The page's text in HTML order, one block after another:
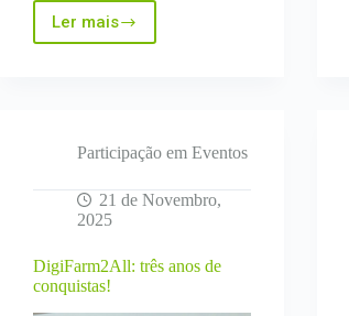
Ler maisInovTechAgro
distinguido
terceira
na
avaliação
nacional
Centros
de
Participação em Eventos
21 de Novembro,
2025
DigiFarm2All: três anos de
conquistas!